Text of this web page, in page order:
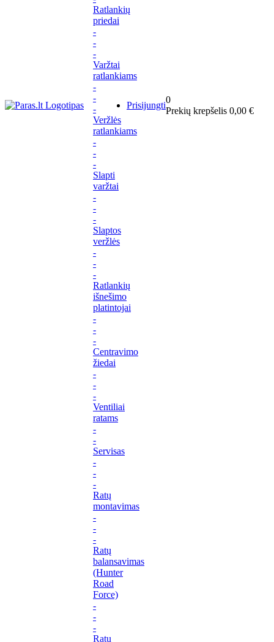
Ratlankių
priedai
-
-
-
Varžtai
ratlankiams
-
-
-
Veržlės
ratlankiams
-
-
-
Slapti
varžtai
-
-
-
Slaptos
veržlės
-
-
-
Ratlankių
išnešimo
platintojai
-
-
-
Centravimo
žiedai
-
-
-
Ventiliai
ratams
-
-
Servisas
-
-
-
Ratų
montavimas
-
-
-
Ratų
balansavimas
(Hunter
Road
Force)
-
-
-
Ratų
Prisijungti
0
Prekių krepšelis 0,00 €